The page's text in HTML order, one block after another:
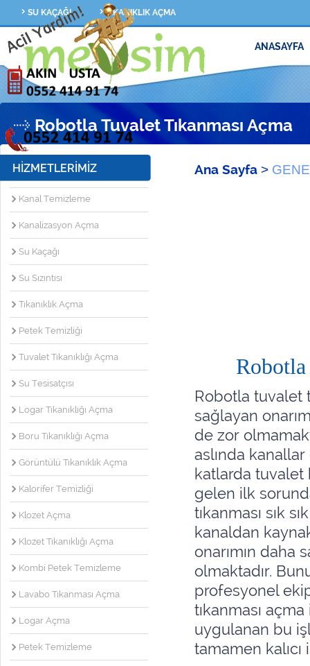
SU KAÇAĞI TIKANIKLIK AÇMA
ANASAYFA
Robotla Tuvalet Tıkanması Açma
HİZMETLERİMİZ
Kanal Temizleme
Kanalizasyon Açma
Su Kaçağı
Su Sızıntısı
Tıkanıklık Açma
Petek Temizliği
Tuvalet Tıkanıklığı Açma
Su Tesisatçısı
Logar Tıkanıklığı Açma
Boru Tıkanıklığı Açma
Görüntülü Tıkanıklık Açma
Kalorifer Temizliği
Klozet Açma
Klozet Tıkanıklığı Açma
Kombi Petek Temizleme
Lavabo Tıkanması Açma
Logar Açma
Petek Temizleme
Ana Sayfa >
Robotla tuvalet
sağlayan
de zor
aslında
katlarda tuvalet
gelen ilk
tıkanması sık
kanaldan
onarımın daha
olmaktadır.
profesyonel
tıkanması
uygulanan bu
tamamen